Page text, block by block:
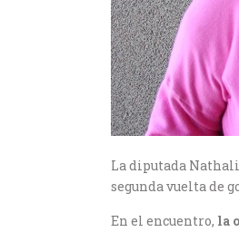
La diputada
segunda vuelta de
En el encuentro, la